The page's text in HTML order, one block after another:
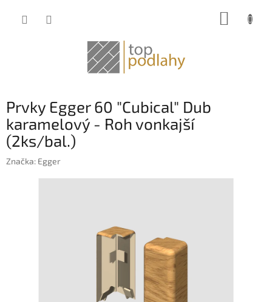
Prvky Egger 60 "Cubical" Dub
karamelový - Roh vonkajší
(2ks/bal.)
Značka: Egger